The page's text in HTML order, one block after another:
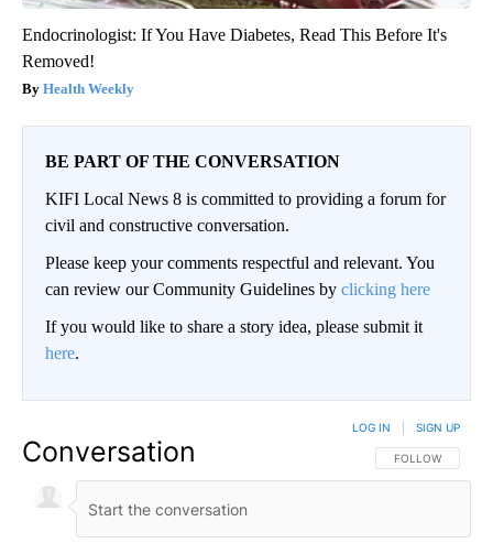
Endocrinologist: If You Have Diabetes, Read This Before It's
Removed!
Health Weekly
BE PART OF THE CONVERSATION
KIFI Local News 8 is committed to providing a forum for
civil and constructive conversation.
Please keep your comments respectful and relevant. You
can review our Community Guidelines by clicking here
If you would like to share a story idea, please submit it
here.
Conversation FOLLOW THIS
FOLLOW
LOG IN SIGN UP